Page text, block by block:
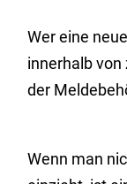
Wer eine
innerhalb von
der
Wenn man